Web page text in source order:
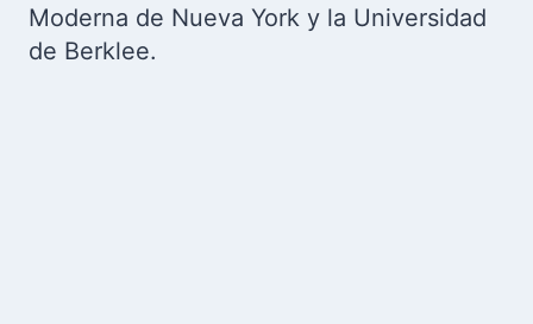
Moderna de Nueva York y la Universidad
de Berklee.